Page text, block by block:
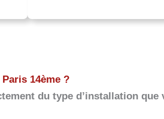
14ème ?
du type d’installation